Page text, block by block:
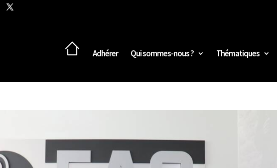
Adhérer Qui sommes-nous ? Thématiques